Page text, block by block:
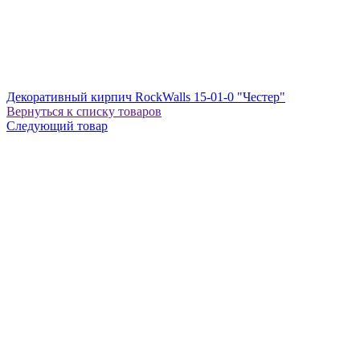
Декоративный кирпич RockWalls 15-01-0 "Честер"
Вернуться к списку товаров
Следующий товар